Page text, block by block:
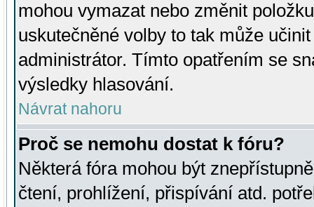
mohou vymazat nebo změnit
uskutečněné volby to tak může
administrátor. Tímto opatřením se
výsledky hlasování.
Návrat nahoru
Proč se nemohu dostat k fóru?
Některá fóra mohou být
čtení, prohlížení, přispívání atd.